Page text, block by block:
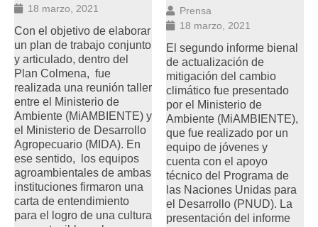
18 marzo, 2021
Con el objetivo de elaborar
un plan de trabajo conjunto
y articulado, dentro del
Plan Colmena, fue
realizada una reunión taller
entre el Ministerio de
Ambiente (MiAMBIENTE) y
el Ministerio de Desarrollo
Agropecuario (MIDA). En
ese sentido, los equipos
agroambientales de ambas
instituciones firmaron una
carta de entendimiento
para el logro de una cultura
Prensa
18 marzo, 2021
El segundo informe bienal
de actualización de
mitigación del cambio
climático fue presentado
por el Ministerio de
Ambiente (MiAMBIENTE),
que fue realizado por un
equipo de jóvenes y
cuenta con el apoyo
técnico del Programa de
las Naciones Unidas para
el Desarrollo (PNUD). La
presentación del informe